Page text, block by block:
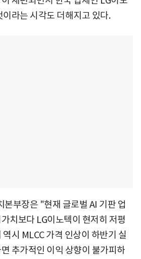
라는 시각도 더해지고 있다.
본부장은 "현재 글로벌 AI 기판 업
치보다 LG이노텍이 현저히 저평
시 MLCC 가격 인상이 하반기 실
추가적인 이익 상향이 불가피하